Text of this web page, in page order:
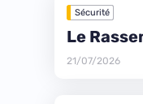
Sécurité
Le
21/07/2026